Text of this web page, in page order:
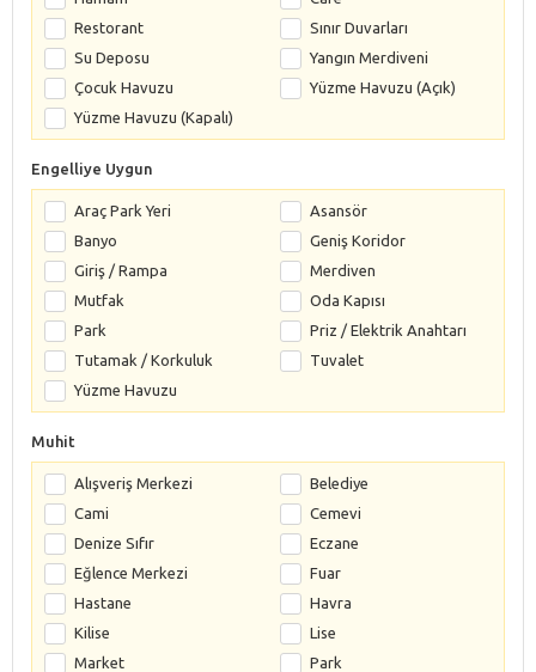
Restorant
Sınır Duvarları
Su Deposu
Yangın Merdiveni
Çocuk Havuzu
Yüzme Havuzu (Açık)
Yüzme Havuzu (Kapalı)
Engelliye Uygun
Araç Park Yeri
Asansör
Banyo
Geniş Koridor
Giriş / Rampa
Merdiven
Mutfak
Oda Kapısı
Park
Priz / Elektrik Anahtarı
Tutamak / Korkuluk
Tuvalet
Yüzme Havuzu
Muhit
Alışveriş Merkezi
Belediye
Cami
Cemevi
Denize Sıfır
Eczane
Eğlence Merkezi
Fuar
Hastane
Havra
Kilise
Lise
Market
Park